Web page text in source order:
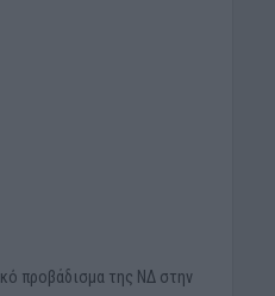
προβάδισμα της ΝΔ στην